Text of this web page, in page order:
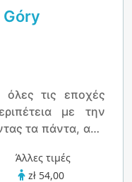
τις εποχές
με την
τα πάντα, από
χαλαρωτικές
τον ήλιο έξω
Άλλες τιμές
zł 54,00